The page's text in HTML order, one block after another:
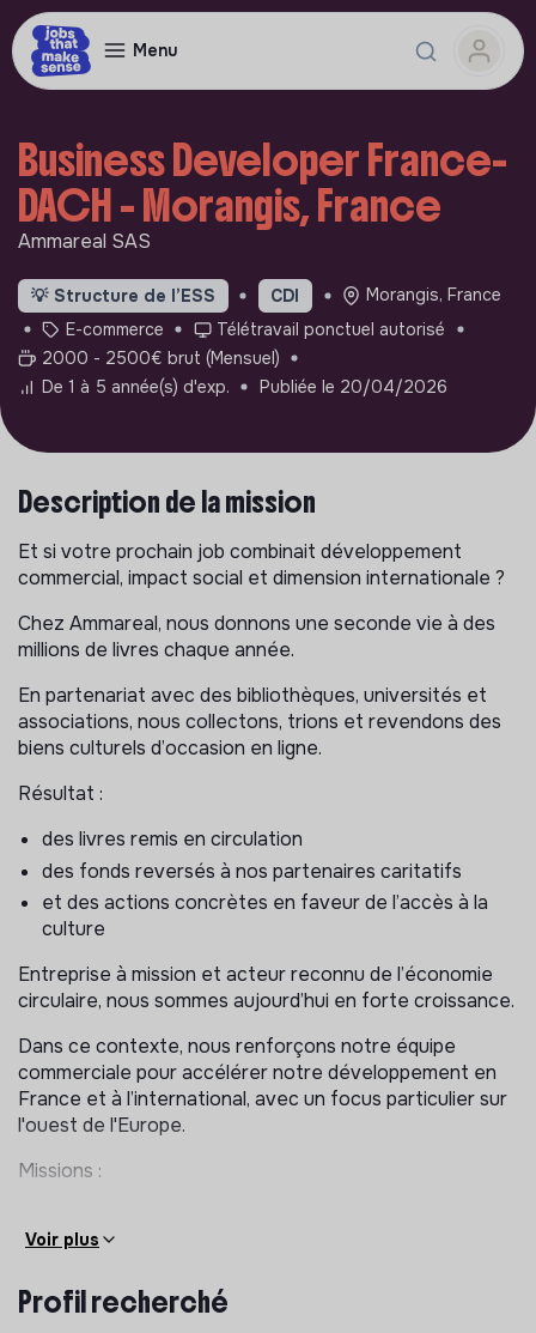
Menu
Business Developer France-
DACH - Morangis, France
Ammareal SAS
💡 Structure de l’ESS CDI
Morangis, France
E-commerce
Télétravail ponctuel autorisé
2000 - 2500€ brut (Mensuel)
De 1 à 5 année(s) d'exp.
Publiée le 20/04/2026
Description de la mission
Et si votre prochain job combinait développement
commercial, impact social et dimension internationale ?
Chez Ammareal, nous donnons une seconde vie à des
millions de livres chaque année.
En partenariat avec des bibliothèques, universités et
associations, nous collectons, trions et revendons des
biens culturels d’occasion en ligne.
Résultat :
des livres remis en circulation
des fonds reversés à nos partenaires caritatifs
et des actions concrètes en faveur de l’accès à la
culture
Entreprise à mission et acteur reconnu de l’économie
circulaire, nous sommes aujourd’hui en forte croissance.
Dans ce contexte, nous renforçons notre équipe
commerciale pour accélérer notre développement en
France et à l’international, avec un focus particulier sur
l'ouest de l'Europe.
Missions :
(bibliothèques, universités, associations, acteurs du
réemploi…),
Voir plus
Profil recherché